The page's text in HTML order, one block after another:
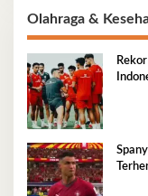
Olahraga &